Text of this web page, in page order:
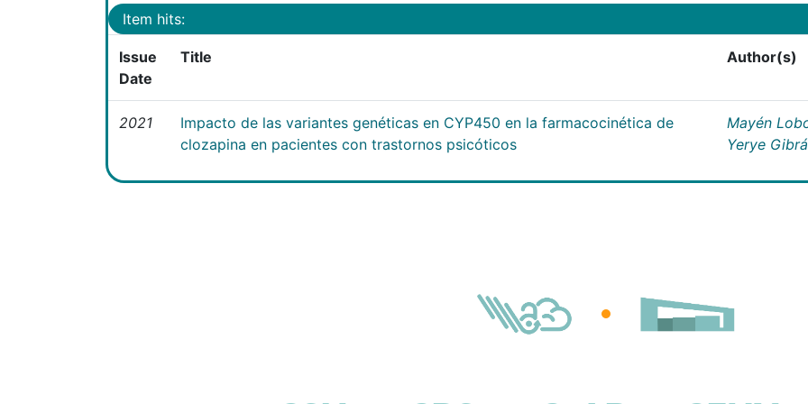
Item hits:
Issue
Date
Title Author(s)
2021
Impacto de las variantes genéticas en CYP450 en la farmacocinética de
clozapina en pacientes con trastornos psicóticos
Mayén
Yerye